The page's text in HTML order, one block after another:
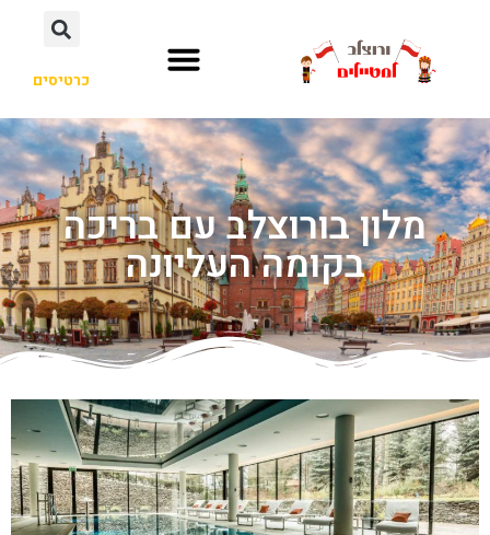
כרטיסים
מלון בורוצלב עם בריכה
בקומה העליונה